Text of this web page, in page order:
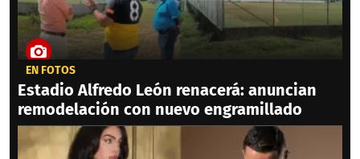
EN FOTOS
Estadio Alfredo León renacerá: anuncian
remodelación con nuevo engramillado